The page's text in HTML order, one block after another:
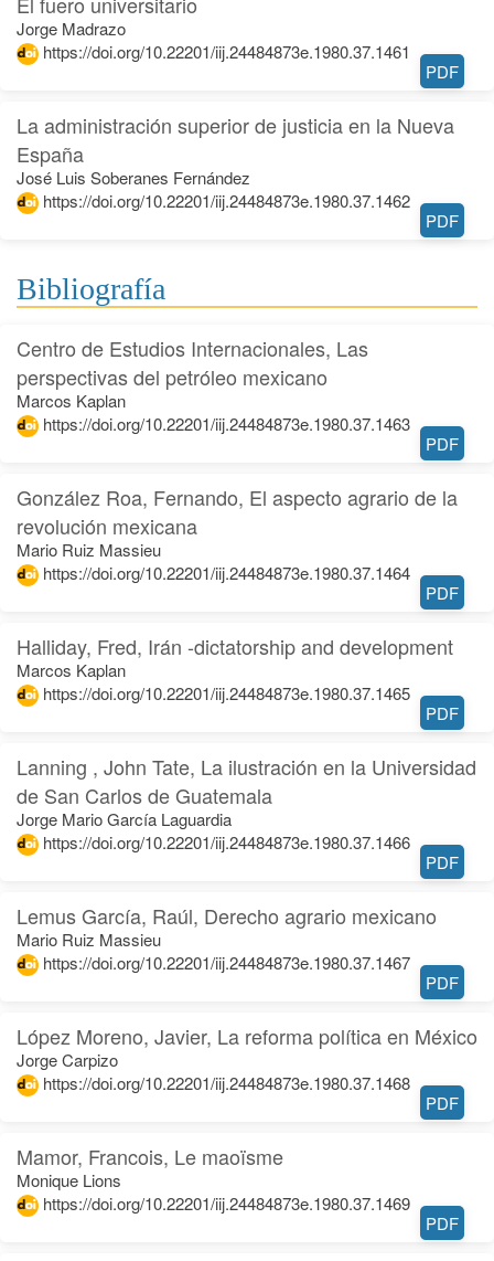
Jorge Madrazo
https://doi.org/10.22201/iij.24484873e.1980.37.1461
PDF
La administración superior de justicia en la Nueva
España
José Luis Soberanes Fernández
https://doi.org/10.22201/iij.24484873e.1980.37.1462
PDF
Bibliografía
Centro de Estudios Internacionales, Las
perspectivas del petróleo mexicano
Marcos Kaplan
https://doi.org/10.22201/iij.24484873e.1980.37.1463
PDF
González Roa, Fernando, El aspecto agrario de la
revolución mexicana
Mario Ruiz Massieu
https://doi.org/10.22201/iij.24484873e.1980.37.1464
PDF
Halliday, Fred, Irán -dictatorship and development
Marcos Kaplan
https://doi.org/10.22201/iij.24484873e.1980.37.1465
PDF
Lanning , John Tate, La ilustración en la Universidad
de San Carlos de Guatemala
Jorge Mario García Laguardia
https://doi.org/10.22201/iij.24484873e.1980.37.1466
PDF
Lemus García, Raúl, Derecho agrario mexicano
Mario Ruiz Massieu
https://doi.org/10.22201/iij.24484873e.1980.37.1467
PDF
López Moreno, Javier, La reforma política en México
Jorge Carpizo
https://doi.org/10.22201/iij.24484873e.1980.37.1468
PDF
Mamor, Francois, Le maoïsme
Monique Lions
https://doi.org/10.22201/iij.24484873e.1980.37.1469
PDF